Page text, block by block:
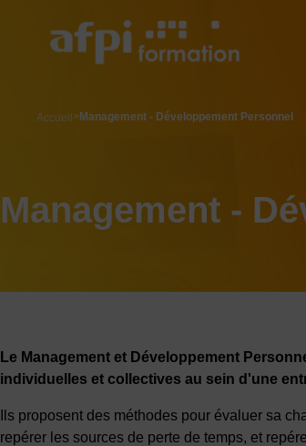
Accueil Management - Développement Personnel
Management -
Le Management et Développement
individuelles et collectives au sein d'une
Ils proposent des méthodes pour évaluer sa
repérer les sources de perte de temps, et